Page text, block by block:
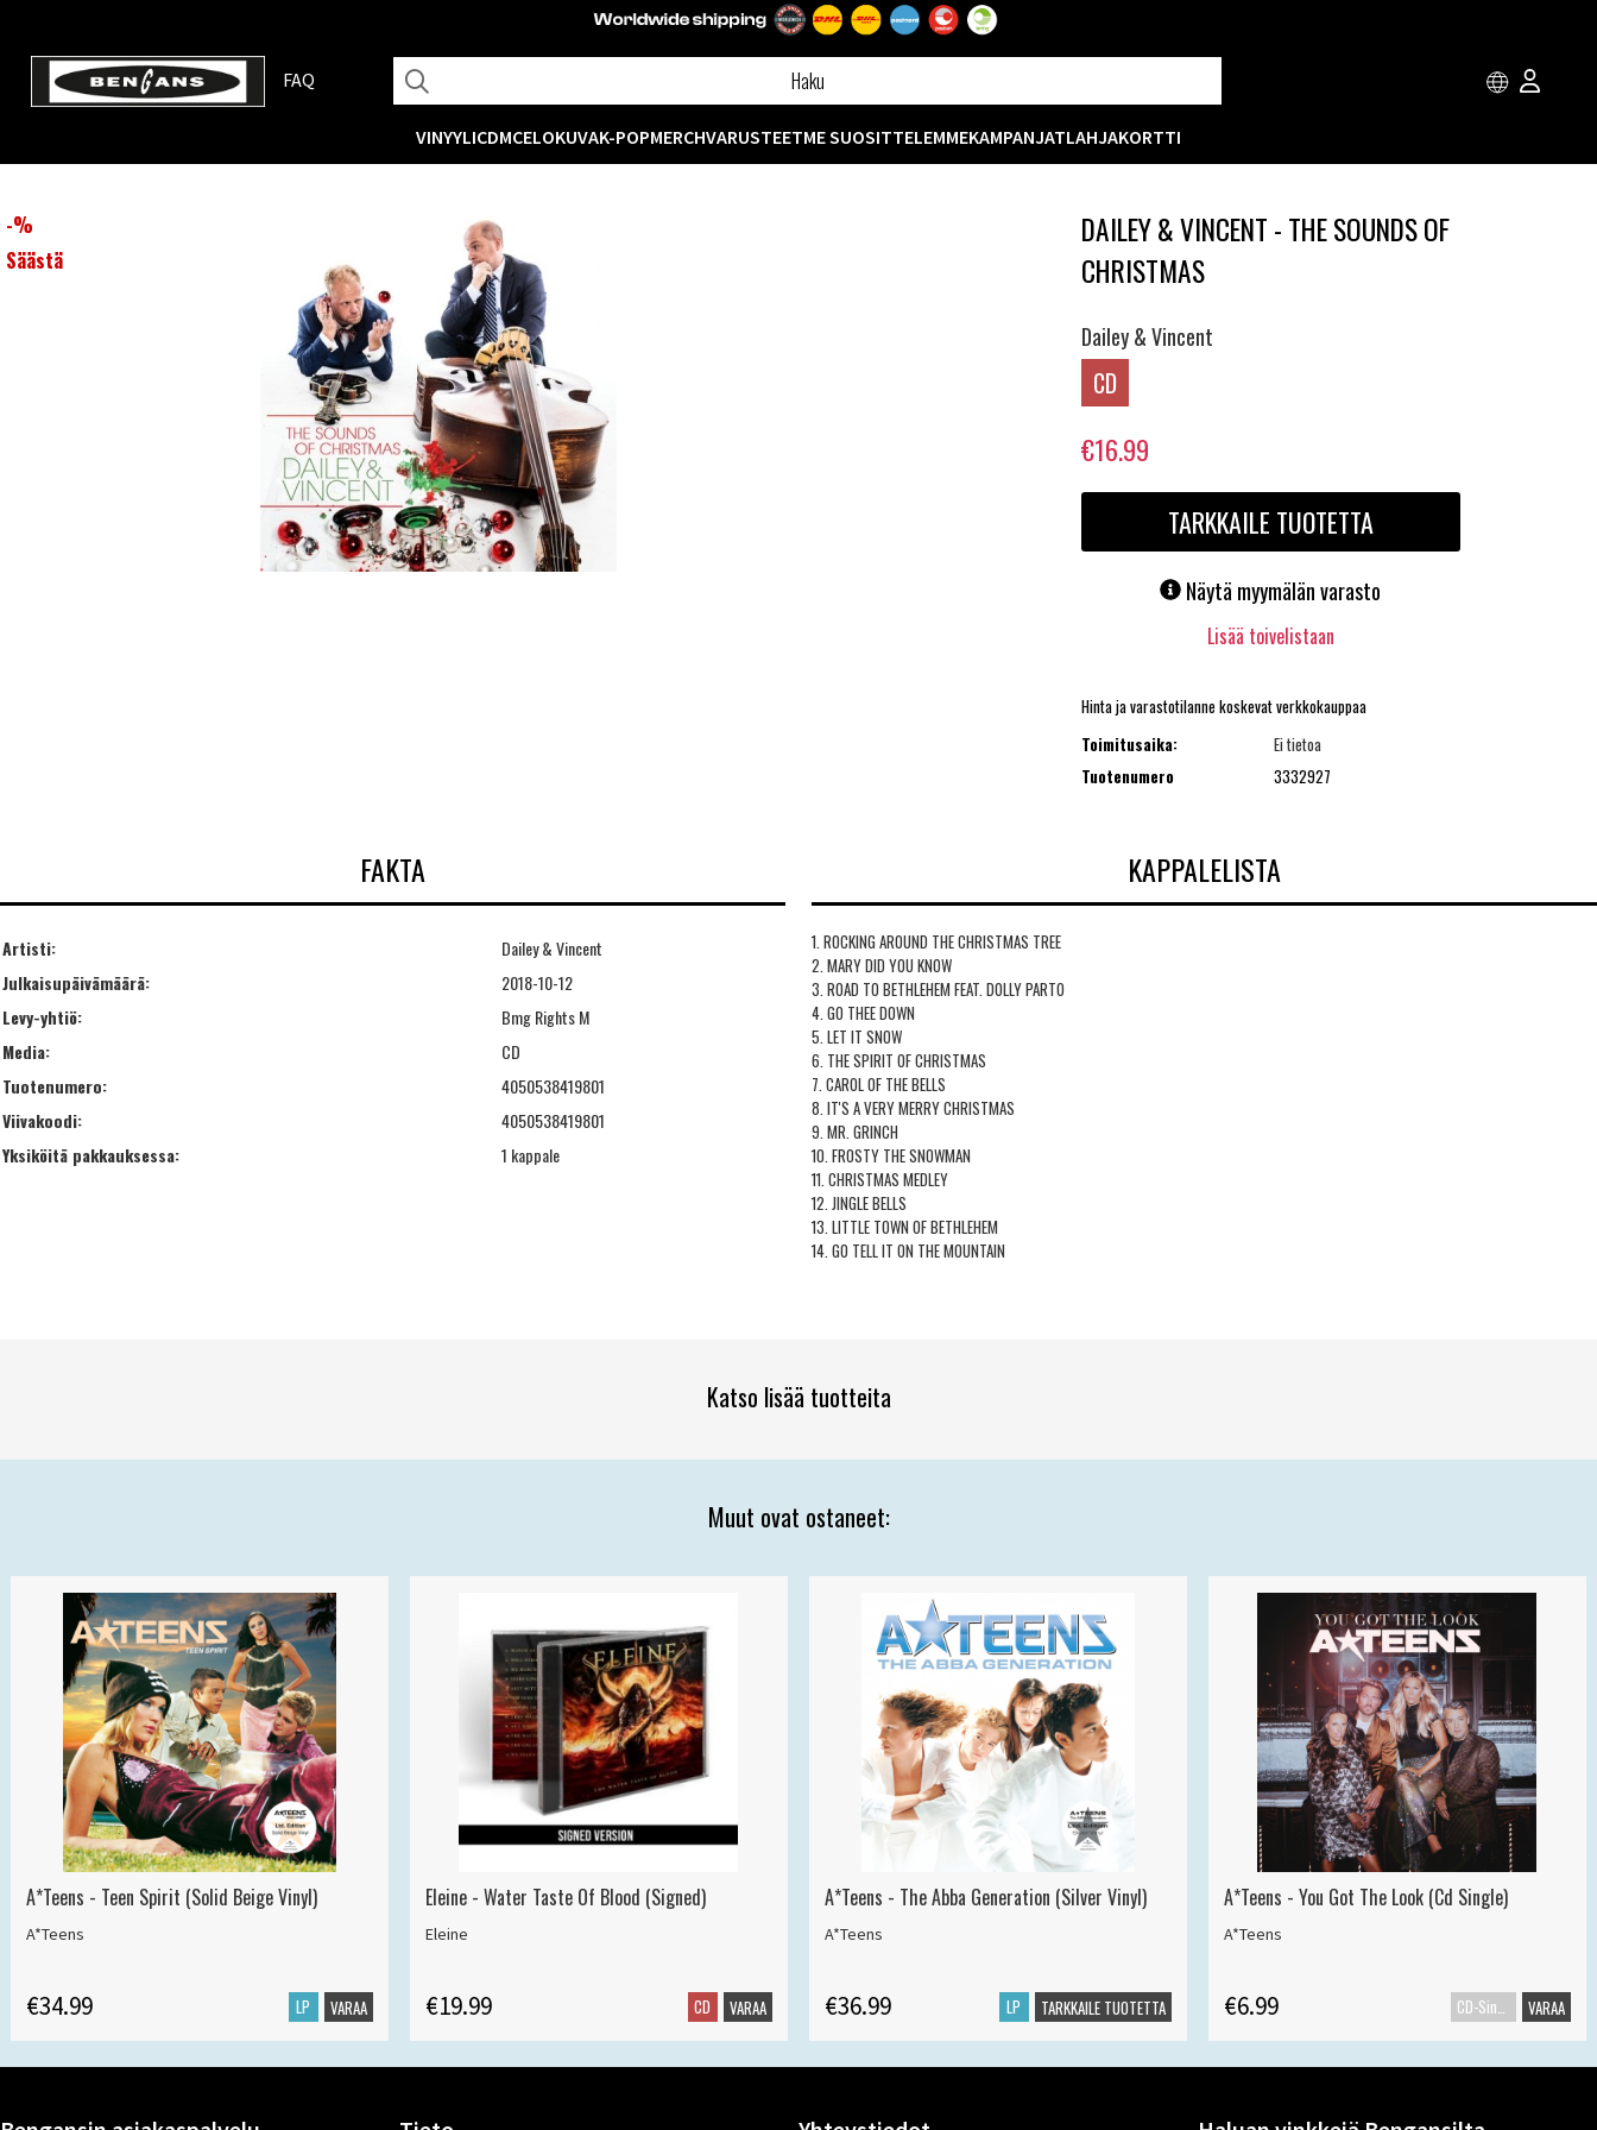
FAQ
VINYYLICDMCELOKUVAK-POPMERCHVARUSTEETME SUOSITTELEMMEKAMPANJATLAHJAKORTTI
-%
Säästä
DAILEY & VINCENT - THE SOUNDS OF
CHRISTMAS
Dailey & Vincent
CD
€16.99
TARKKAILE TUOTETTA
Näytä myymälän varasto
Lisää toivelistaan
Hinta ja varastotilanne koskevat verkkokauppaa
Toimitusaika:
Ei tietoa
Tuotenumero
3332927
FAKTA
Artisti:
Dailey & Vincent
Julkaisupäivämäärä:
2018-10-12
Levy-yhtiö:
Bmg Rights M
Media:
CD
Tuotenumero:
4050538419801
Viivakoodi:
4050538419801
Yksiköitä pakkauksessa:
1 kappale
KAPPALELISTA
1. ROCKING AROUND THE CHRISTMAS TREE
2. MARY DID YOU KNOW
3. ROAD TO BETHLEHEM FEAT. DOLLY PARTO
4. GO THEE DOWN
5. LET IT SNOW
6. THE SPIRIT OF CHRISTMAS
7. CAROL OF THE BELLS
8. IT'S A VERY MERRY CHRISTMAS
9. MR. GRINCH
10. FROSTY THE SNOWMAN
11. CHRISTMAS MEDLEY
12. JINGLE BELLS
13. LITTLE TOWN OF BETHLEHEM
14. GO TELL IT ON THE MOUNTAIN
Katso lisää tuotteita
Muut ovat ostaneet:
A*Teens - Teen Spirit (Solid Beige Vinyl)
A*Teens
€34.99 LP VARAA
Eleine - Water Taste Of Blood (Signed)
Eleine
€19.99 CD VARAA
A*Teens - The Abba Generation (Silver Vinyl)
A*Teens
€36.99 LP TARKKAILE TUOTETTA
A*Teens - You Got The Look (Cd Single)
A*Teens
€6.99 CD-Single VARAA